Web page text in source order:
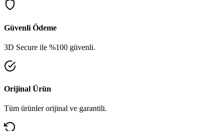
Güvenli Ödeme
3D Secure ile %100 güvenli.
Orijinal Ürün
Tüm ürünler orijinal ve garantili.